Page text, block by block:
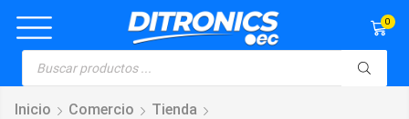
0
Inicio Comercio
Tienda